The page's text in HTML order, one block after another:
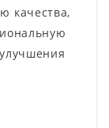
качества,